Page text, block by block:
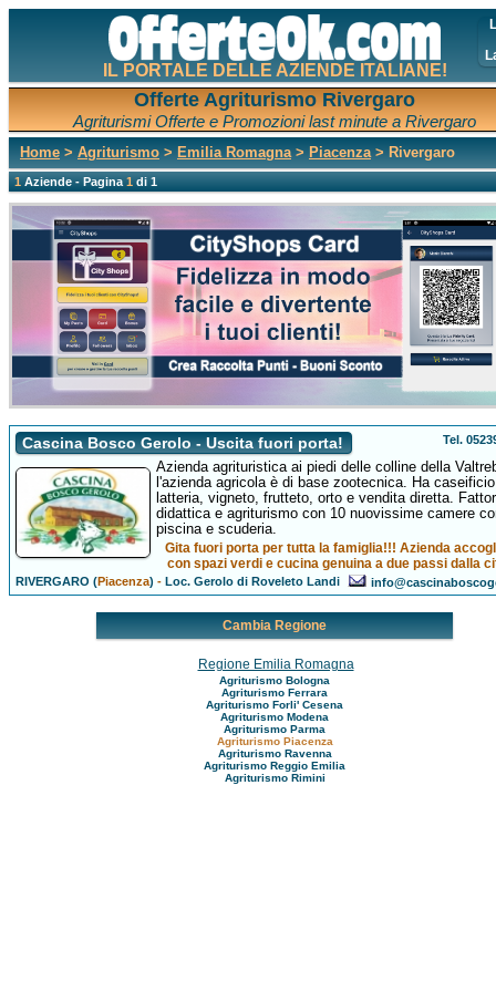
IL PORTALE DELLE AZIENDE ITALIANE!
Offerte Agriturismo Rivergaro
Agriturismi Offerte e Promozioni last minute a Rivergaro
Home > Agriturismo > Emilia Romagna> Piacenza> Rivergaro
1Aziende - Pagina1di 1
Cascina Bosco Gerolo - Uscita fuori porta! Tel.
Azienda agrituristica ai piedi delle colline della
l'azienda agricola è di base zootecnica. Ha
latteria, vigneto, frutteto, orto e vendita diretta.
didattica e agriturismo con 10 nuovissime camere
piscina e scuderia.
Gita fuori porta per tutta la famiglia!!! Azienda
con spazi verdi e cucina genuina a due passi dalla
RIVERGARO (Piacenza) -Loc. Gerolo di Roveleto Landi
Cambia Regione
Regione Emilia Romagna
Agriturismo Bologna
Agriturismo Ferrara
Agriturismo Forli' Cesena
Agriturismo Modena
Agriturismo Parma
Agriturismo Piacenza
Agriturismo Ravenna
Agriturismo Reggio Emilia
Agriturismo Rimini